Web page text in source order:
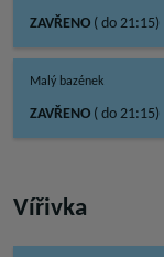
ZAVŘENO ( do 21:15)
Malý bazének
ZAVŘENO ( do 21:15)
Vířivka